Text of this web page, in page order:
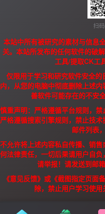
扫
本站中所有被研究的素材与信息
关。本站所发布的任何软件的破
工具/提取CK工
仅限用于学习和研究软件安全的
内，从您的电脑中彻底删除上述
善软件可能存在的不安
慎重声明：严格遵循平台规则，禁
严格遵循搜索引擎规则，禁止技
邮件列表
不允许将上述内容私自传播、销
何法律责任，一切后果请用户自
请举报！请发送到邮
《意见反馈》或《截图指定页面
除，禁止用户学习使用